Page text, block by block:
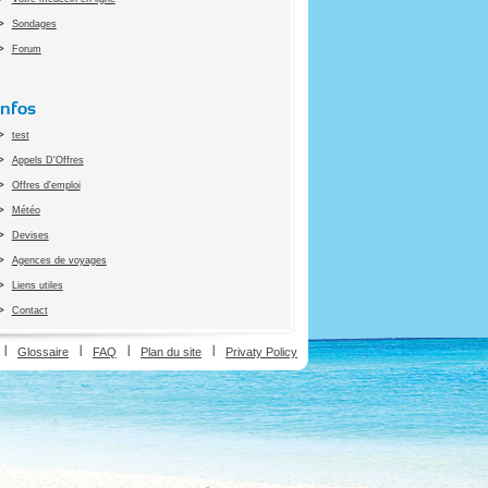
Sondages
Forum
test
Appels D'Offres
Offres d'emploi
Météo
Devises
Agences de voyages
Liens utiles
Contact
Glossaire FAQ Plan du site Privaty Policy